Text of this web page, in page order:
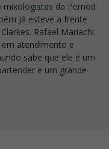
mixologistas da Pernod
Já esteve a frente
Rafael Mariachi
atendimento e
sabe que ele é um
e um grande